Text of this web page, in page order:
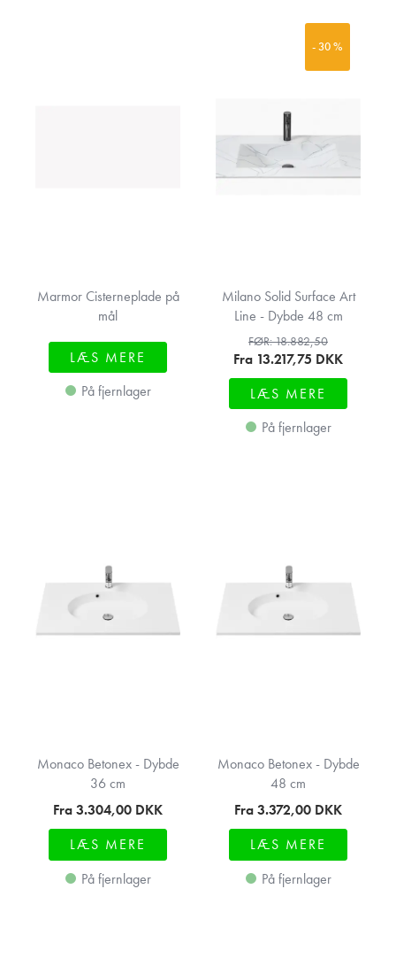
Marmor Cisterneplade på
mål
LÆS MERE
På fjernlager
- 30 %
Milano Solid Surface Art
Line - Dybde 48 cm
FØR: 18.882,50
Fra 13.217,75 DKK
LÆS MERE
På fjernlager
Monaco Betonex - Dybde
36 cm
Fra 3.304,00 DKK
LÆS MERE
På fjernlager
Monaco Betonex - Dybde
48 cm
Fra 3.372,00 DKK
LÆS MERE
På fjernlager